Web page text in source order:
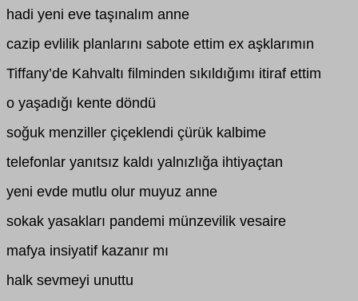
hadi yeni eve taşınalım anne
cazip evlilik planlarını sabote ettim ex aşklarımın
Tiffany’de Kahvaltı filminden sıkıldığımı itiraf ettim
o yaşadığı kente döndü
soğuk menziller çiçeklendi çürük kalbime
telefonlar yanıtsız kaldı yalnızlığa ihtiyaçtan
yeni evde mutlu olur muyuz anne
sokak yasakları pandemi münzevilik vesaire
mafya insiyatif kazanır mı
halk sevmeyi unuttu